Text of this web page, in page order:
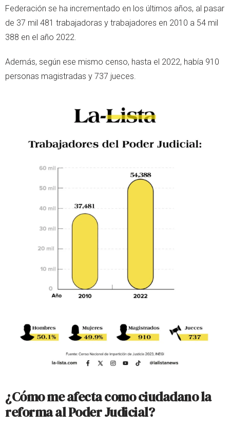
Federación se ha incrementado en los últimos años, al pasar
de 37 mil 481 trabajadoras y trabajadores en 2010 a 54 mil
388 en el año 2022.
Además, según ese mismo censo, hasta el 2022, había 910
personas magistradas y 737 jueces.
¿Cómo me afecta como ciudadano la
reforma al Poder Judicial?